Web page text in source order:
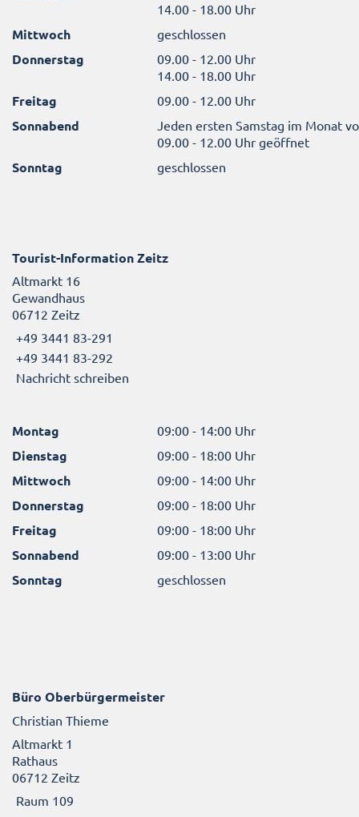
14.00 - 18.00 Uhr
Mittwoch geschlossen
Donnerstag
09.00 - 12.00 Uhr
14.00 - 18.00 Uhr
Freitag 09.00 - 12.00 Uhr
Sonnabend
Jeden ersten Samstag im Monat
09.00 - 12.00 Uhr geöffnet
Sonntag geschlossen
Tourist-Information Zeitz
Altmarkt 16
Gewandhaus
06712 Zeitz
+49 3441 83-291
+49 3441 83-292
Nachricht schreiben
Montag 09:00 - 14:00 Uhr
Dienstag 09:00 - 18:00 Uhr
Mittwoch 09:00 - 14:00 Uhr
Donnerstag 09:00 - 18:00 Uhr
Freitag 09:00 - 18:00 Uhr
Sonnabend 09:00 - 13:00 Uhr
Sonntag geschlossen
Büro Oberbürgermeister
Christian Thieme
Altmarkt 1
Rathaus
06712 Zeitz
Raum 109